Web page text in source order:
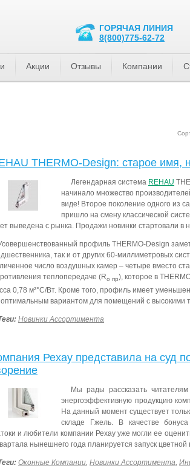
THERMO-Design: старое имя,
Легендарная система REHAU
начинало множество
виде! Второе поколение одного из
пришло на смену классической
выведена с рынка. Продажи новинки стартовали в
профиль THERMO-Design
так и от других 60-миллиметровых
число воздушных камер – четыре вместо
теплопередаче (Rо пр), которое в
0,78 м²°С/Вт. Кроме того, профиль имеет
оптимальным вариантом для помещений с высокими
Новинки Ассортимента
Рехау представила на суд
Мы рады рассказать
энергоэффективную продукцию
На данный момент существует
складе Гжель. В качестве
и любители компании Рехау уже могли ее
нынешнего года планируется запуск
Оконные Компании, Новинки Ассортимента,
ГОРЯЧАЯ ЛИНИЯ
8(800)775-62-72
Акции Отзывы Компании